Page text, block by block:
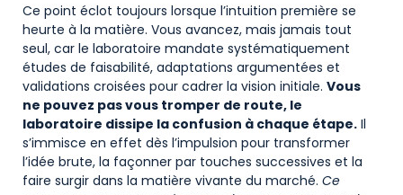
Ce point éclot toujours lorsque l’intuition première se
heurte à la matière. Vous avancez, mais jamais tout
seul, car le laboratoire mandate systématiquement
études de faisabilité, adaptations argumentées et
validations croisées pour cadrer la vision initiale. Vous
ne pouvez pas vous tromper de route, le
laboratoire dissipe la confusion à chaque étape. Il
s’immisce en effet dès l’impulsion pour transformer
l’idée brute, la façonner par touches successives et la
faire surgir dans la matière vivante du marché. Ce